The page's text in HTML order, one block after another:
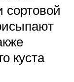
сортовой
куста